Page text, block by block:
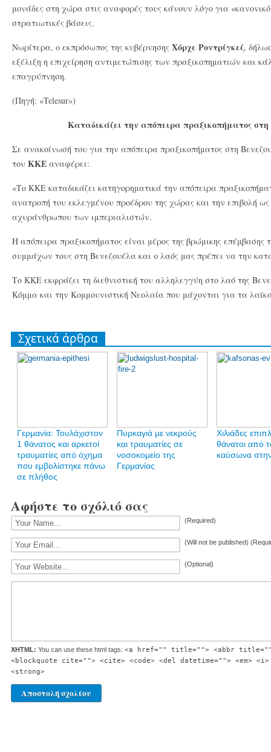
μονάδες στη χώρα στις αναφορές τους κάνουν λόγο για
στρατιωτικές βάσεις.
Νωρίτερα, ο εκπρόσωπος της κυβέρνησης Χόρχε Ροντρίγκεζ,
εξέλιξη η επιχείρηση αντιμετώπισης των πραξικοπηματιών και
επαγρύπνηση.
(Πηγή: «Telesur»)
Καταδικάζει την απόπειρα πραξικοπήματος στη
Σε ανακοίνωσή του για την απόπειρα πραξικοπήματος στη
του ΚΚΕ αναφέρει:
«Το ΚΚΕ καταδικάζει κατηγορηματικά την απόπειρα
ανατροπή του εκλεγμένου προέδρου της χώρας και την επιβολή
αχυράνθρωπου των ιμπεριαλιστών.
Η απόπειρα πραξικοπήματος είναι μέρος της βρώμικης
συμμάχων τους στη Βενεζουέλα και ο λαός μας πρέπει να την
Το ΚΚΕ εκφράζει τη διεθνιστική του αλληλεγγύη στο λαό της
Κόμμα και την Κομμουνιστική Νεολαία που μάχονται για τα
Σχετικά άρθρα
Γερμανία: Τουλάχιστον
1 θάνατος και αρκετοί
τραυματίες από όχημα
που εμβολίστηκε πάνω
σε πλήθος
Πυρκαγιά με νεκρούς
και τραυματίες σε
νοσοκομείο της
Γερμανίας
Χιλιάδες
θάνατοι από
καύσωνα
Αφήστε το σχόλιό σας
(Required)
(Will not be published)
(Optional)
XHTML: You can use these html tags: <a href="" title=""> <abbr
<blockquote cite=""> <cite> <code> <del datetime=""> <em>
<strong>